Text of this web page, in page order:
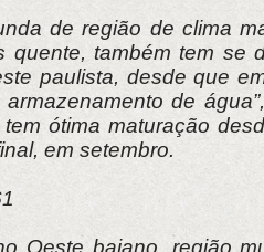
de região de clima
quente, também tem se
paulista, desde que
de
tem ótima maturação
em setembro.
Oeste baiano, região